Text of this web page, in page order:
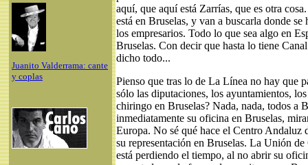
Juanito Valderrama: cante
y coplas
aquí, que aquí está Zarrías, que es otra
está en Bruselas, y van a buscarla donde
los empresarios. Todo lo que sea algo en
Bruselas. Con decir que hasta lo tiene
dicho todo...
Pienso que tras lo de La Línea no hay que
sólo las diputaciones, los ayuntamientos,
chiringo en Bruselas? Nada, nada, todos a
inmediatamente su oficina en Bruselas,
Europa. No sé qué hace el Centro Andaluz
su representación en Bruselas. La Unión
está perdiendo el tiempo, al no abrir su